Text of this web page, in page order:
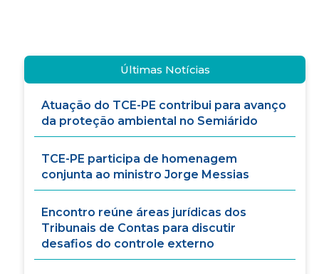
Últimas Notícias
Atuação do TCE-PE contribui para avanço
da proteção ambiental no Semiárido
TCE-PE participa de homenagem
conjunta ao ministro Jorge Messias
Encontro reúne áreas jurídicas dos
Tribunais de Contas para discutir
desafios do controle externo